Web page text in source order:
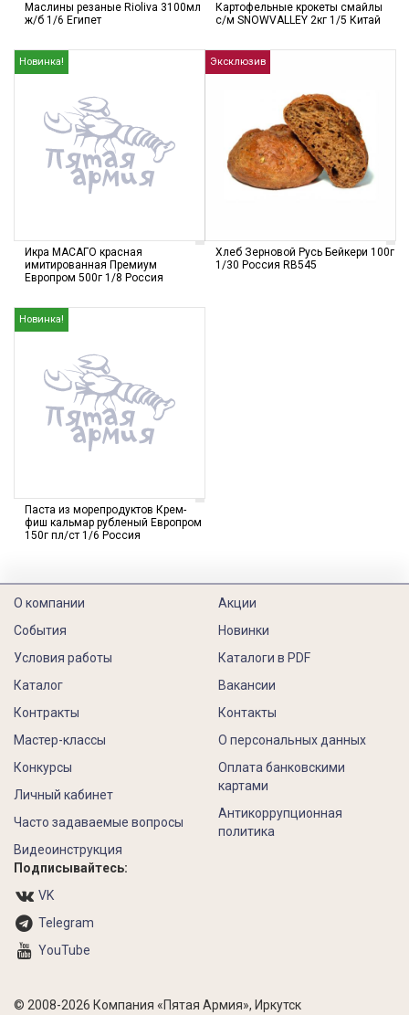
Маслины резаные Rioliva 3100мл
ж/б 1/6 Египет
Картофельные крокеты смайлы
с/м SNOWVALLEY 2кг 1/5 Китай
Новинка!
Икра МАСАГО красная
имитированная Премиум
Европром 500г 1/8 Россия
Эксклюзив
Хлеб Зерновой Русь Бейкери 100г
1/30 Россия RB545
Новинка!
Паста из морепродуктов Крем-
фиш кальмар рубленый Европром
150г пл/ст 1/6 Россия
О компании
События
Условия работы
Каталог
Контракты
Акции
Новинки
Каталоги в PDF
Вакансии
Контакты
Мастер-классы
Конкурсы
Личный кабинет
Часто задаваемые вопросы
Видеоинструкция
О персональных данных
Оплата банковскими
картами
Антикоррупционная
политика
Подписывайтесь:
VK
Telegram
YouTube
© 2008-2026 Компания «Пятая Армия», Иркутск